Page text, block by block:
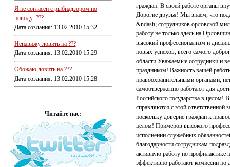
Я не согласен с рыбнадзором по
поводу .???
Дата создания: 13.02.2010 15:32
Ненавижу ловить на ???
Дата создания: 13.02.2010 15:29
Обожаю ловить на ???
Дата создания: 13.02.2010 15:28
Читайте нас:
граждан. В своей работе органы
Дорогие друзья! Мы знаем, что
&ndash; сотрудников орловской
работу не только здесь на
высокий профессионализм и
новых успехов, всего самого
области Уважаемые сотрудники и
праздником! Важность вашей
правоохранительными органами,
самоотверженно работают для
Российского государства в целом!
справляются с этой ответственной
поскольку доверие граждан к
целом! Примеров высокого
исполнении служебных
благодарности сотрудникам
активную работу по профилактике
эффективно работают комиссии по